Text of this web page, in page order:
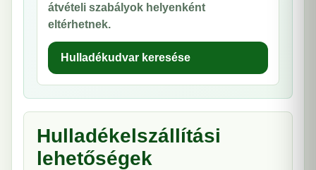
átvételi szabályok helyenként
eltérhetnek.
Hulladékudvar keresése
Hulladékelszállítási
lehetőségek